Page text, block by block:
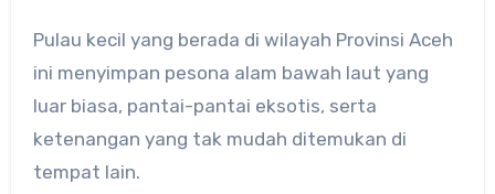
Pulau kecil yang berada di wilayah Provinsi Aceh
ini menyimpan pesona alam bawah laut yang
luar biasa, pantai-pantai eksotis, serta
ketenangan yang tak mudah ditemukan di
tempat lain.